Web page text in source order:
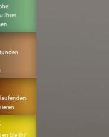
Ihrer
Sie Ihr